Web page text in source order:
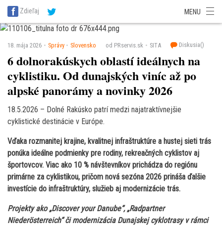
SITA Energetika
SITA Potravinárstvo
Zdieľaj MENU
18. mája 2026 Správy Slovensko od PRservis.sk SITA Diskusia()
6 dolnorakúskych oblastí ideálnych na
cyklistiku. Od dunajských viníc až po
alpské panorámy a novinky 2026
18.5.2026 – Dolné Rakúsko patrí medzi najatraktívnejšie
cyklistické destinácie v Európe.
Vďaka rozmanitej krajine, kvalitnej infraštruktúre a hustej sieti trás
ponúka ideálne podmienky pre rodiny, rekreačných cyklistov aj
športovcov. Viac ako 10 % návštevníkov prichádza do regiónu
primárne za cyklistikou, pričom nová sezóna 2026 prináša ďalšie
investície do infraštruktúry, služieb aj modernizácie trás.
Projekty ako „Discover your Danube“, „Radpartner
Niederösterreich“ či modernizácia Dunajskej cyklotrasy v rámci